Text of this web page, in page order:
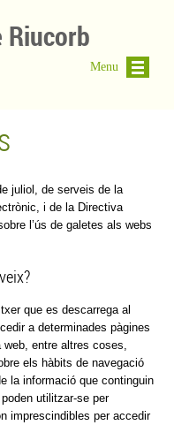
Riucorb
juliol, de serveis de la
i de la Directiva
l’ús de galetes als webs
que es descarrega al
a determinades pàgines
entre altres coses,
els hàbits de navegació
la informació que continguin
utilitzar-se per
imprescindibles per accedir
Menu